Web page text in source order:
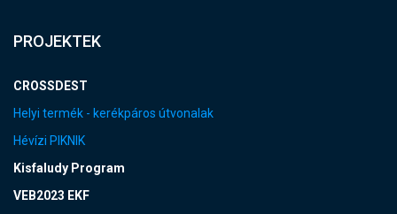
PROJEKTEK
CROSSDEST
Helyi termék - kerékpáros útvonalak
Hévízi PIKNIK
Kisfaludy Program
VEB2023 EKF